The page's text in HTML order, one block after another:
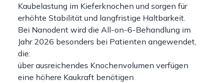
Kaubelastung im Kieferknochen und sorgen für
erhöhte Stabilität und langfristige Haltbarkeit.
Bei Nanodent wird die All-on-6-Behandlung im
Jahr 2026 besonders bei Patienten angewendet,
die:
über ausreichendes Knochenvolumen verfügen
eine höhere Kaukraft benötigen